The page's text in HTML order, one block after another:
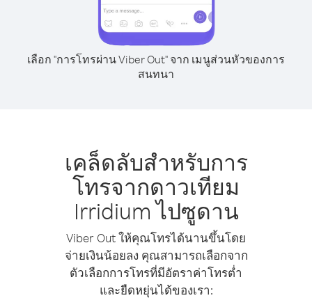
เลือก "การโทรผ่าน Viber Out" จาก เมนูส่วนหัวของการ
สนทนา
เคล็ดลับสำหรับการ
โทรจากดาวเทียม
Irridium ไปซูดาน
Viber Out ให้คุณโทรได้นานขึ้นโดย
จ่ายเงินน้อยลง คุณสามารถเลือกจาก
ตัวเลือกการโทรที่มีอัตราค่าโทรต่ำ
และยืดหยุ่นได้ของเรา: